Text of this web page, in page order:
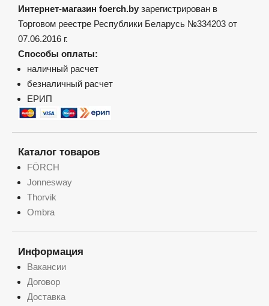
Интернет-магазин foerch.by зарегистрирован в
Торговом реестре Республики Беларусь №334203 от
07.06.2016 г.
Способы оплаты:
наличный расчет
безналичный расчет
ЕРИП
Каталог товаров
FÖRCH
Jonnesway
Thorvik
Ombra
Информация
Вакансии
Договор
Доставка